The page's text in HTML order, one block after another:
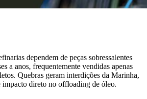
dependem de peças sobressalentes
a anos, frequentemente vendidas apenas
Quebras geram interdições da Marinha,
impacto direto no offloading de óleo.